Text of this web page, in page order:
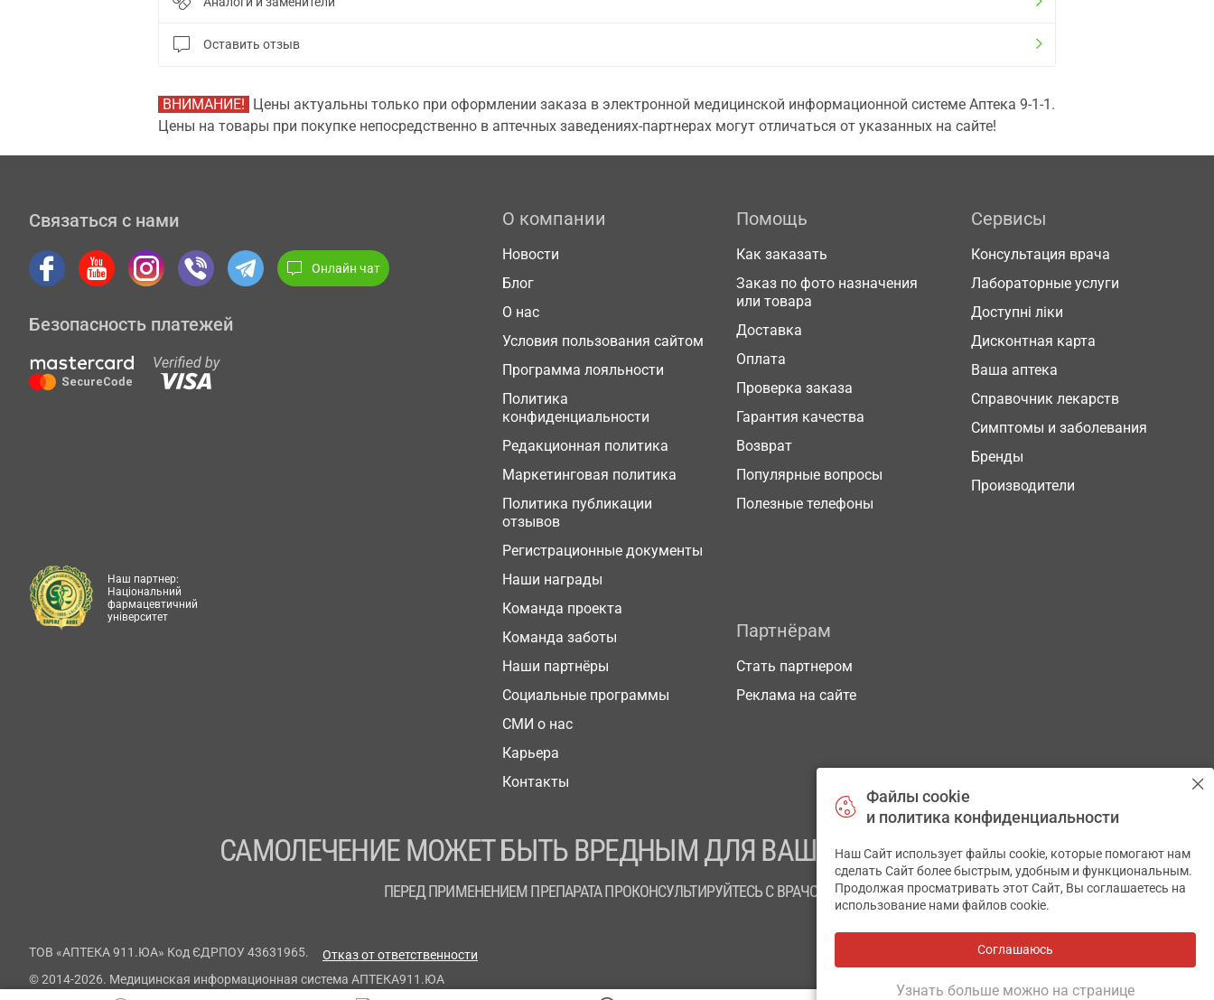
Оставить отзыв
ВНИМАНИЕ! Цены актуальны только при оформлении заказа в электронной медицинской информационной системе Аптека 9-1-1.
Цены на товары при покупке непосредственно в аптечных заведениях-партнерах могут отличаться от указанных на сайте!
Связаться с нами
Онлайн чат
Безопасность платежей
О компании
Новости
Блог
О нас
Условия пользования сайтом
Программа лояльности
Политика
конфиденциальности
Редакционная политика
Маркетинговая политика
Политика публикации
отзывов
Регистрационные документы
Наши награды
Команда проекта
Команда заботы
Наши партнёры
Социальные программы
СМИ о нас
Карьера
Контакты
Помощь
Как заказать
Заказ по фото назначения
или товара
Доставка
Оплата
Проверка заказа
Гарантия качества
Возврат
Популярные вопросы
Полезные телефоны
Сервисы
Консультация врача
Лабораторные услуги
Доступні ліки
Дисконтная карта
Ваша аптека
Справочник лекарств
Симптомы и заболевания
Бренды
Производители
Партнёрам
Стать партнером
Реклама на сайте
Наш партнер:
Національний
фармацевтичний
університет
САМОЛЕЧЕНИЕ МОЖЕТ БЫТЬ ВРЕДНЫМ ДЛЯ ВАШЕГО ЗДОРОВЬЯ
ПЕРЕД ПРИМЕНЕНИЕМ ПРЕПАРАТА ПРОКОНСУЛЬТИРУЙТЕСЬ С ВРАЧОМ
ТОВ «АПТЕКА 911.ЮА» Код ЄДРПОУ 43631965.
Отказ от ответственности
© 2014-2026. Медицинская информационная система АПТЕКА911.ЮА
Файлы cookie
и политика конфиденциальности
Наш Сайт использует файлы cookie, которые помогают нам
сделать Сайт более быстрым, удобным и функциональным.
Продолжая просматривать этот Сайт, Вы соглашаетесь на
использование нами файлов cookie.
Соглашаюсь
Узнать больше можно на странице
✕